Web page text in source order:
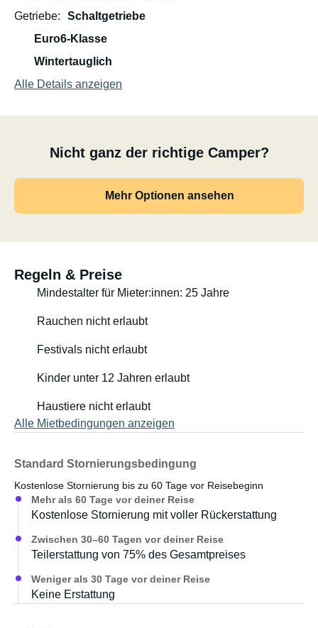
Getriebe
Schaltgetriebe
Euro6-Klasse
Wintertauglich
Alle Details anzeigen
Nicht ganz der richtige Camper?
Mehr Optionen ansehen
Regeln & Preise
Mindestalter für Mieter:innen: 25 Jahre
Rauchen nicht erlaubt
Festivals nicht erlaubt
Kinder unter 12 Jahren erlaubt
Haustiere nicht erlaubt
Alle Mietbedingungen anzeigen
Standard Stornierungsbedingung
Kostenlose Stornierung bis zu 60 Tage vor Reisebeginn
Mehr als 60 Tage vor deiner Reise
Kostenlose Stornierung mit voller Rückerstattung
Zwischen 30–60 Tagen vor deiner Reise
Teilerstattung von 75% des Gesamtpreises
Weniger als 30 Tage vor deiner Reise
Keine Erstattung